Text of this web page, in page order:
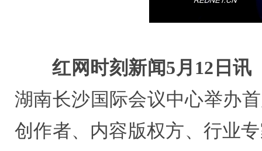
红网时刻新闻5月12日讯
湖南长沙国际会议中心举办
创作者、内容版权方、行业